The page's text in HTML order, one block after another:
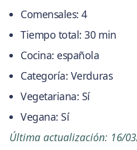
Comensales: 4
Tiempo total: 30 min
Cocina: española
Categoría: Verduras
Vegetariana: Sí
Vegana: Sí
Última actualización: 16/